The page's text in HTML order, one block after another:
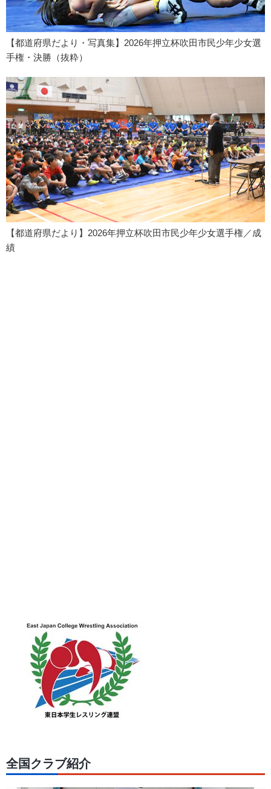
【都道府県だより・写真集】2026年押立杯吹田市民少年少女選
手権・決勝（抜粋）
【都道府県だより】2026年押立杯吹田市民少年少女選手権／成
績
全国クラブ紹介